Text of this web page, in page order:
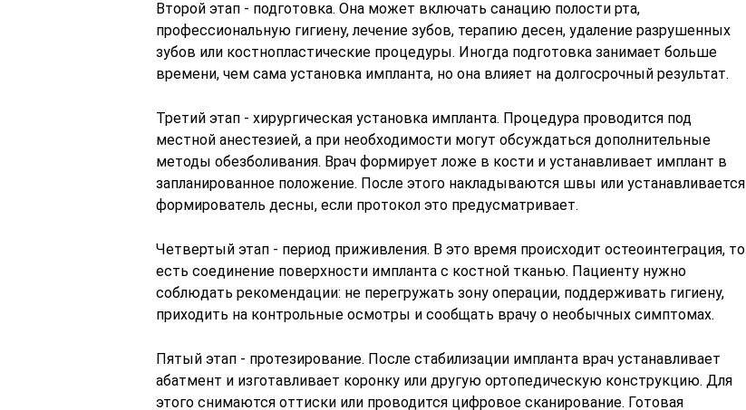
Второй этап - подготовка. Она может включать санацию полости рта,
профессиональную гигиену, лечение зубов, терапию десен, удаление разрушенных
зубов или костнопластические процедуры. Иногда подготовка занимает больше
времени, чем сама установка импланта, но она влияет на долгосрочный результат.
Третий этап - хирургическая установка импланта. Процедура проводится под
местной анестезией, а при необходимости могут обсуждаться дополнительные
методы обезболивания. Врач формирует ложе в кости и устанавливает имплант в
запланированное положение. После этого накладываются швы или устанавливается
формирователь десны, если протокол это предусматривает.
Четвертый этап - период приживления. В это время происходит остеоинтеграция, то
есть соединение поверхности импланта с костной тканью. Пациенту нужно
соблюдать рекомендации: не перегружать зону операции, поддерживать гигиену,
приходить на контрольные осмотры и сообщать врачу о необычных симптомах.
Пятый этап - протезирование. После стабилизации импланта врач устанавливает
абатмент и изготавливает коронку или другую ортопедическую конструкцию. Для
этого снимаются оттиски или проводится цифровое сканирование. Готовая